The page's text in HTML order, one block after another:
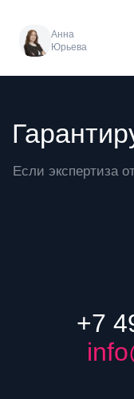
Анна
Юрьева
Если экспертиза
+7